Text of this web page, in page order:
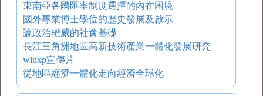
東南亞各國匯率制度選擇的內在困境
國外專業博士學位的歷史發展及啟示
論政治權威的社會基礎
長江三角洲地區高新技術產業一體化發展研究
winxp宣傳片
從地區經濟一體化走向經濟全球化